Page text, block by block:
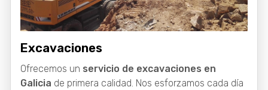
Excavaciones
Ofrecemos un servicio de excavaciones en
Galicia de primera calidad. Nos esforzamos cada día